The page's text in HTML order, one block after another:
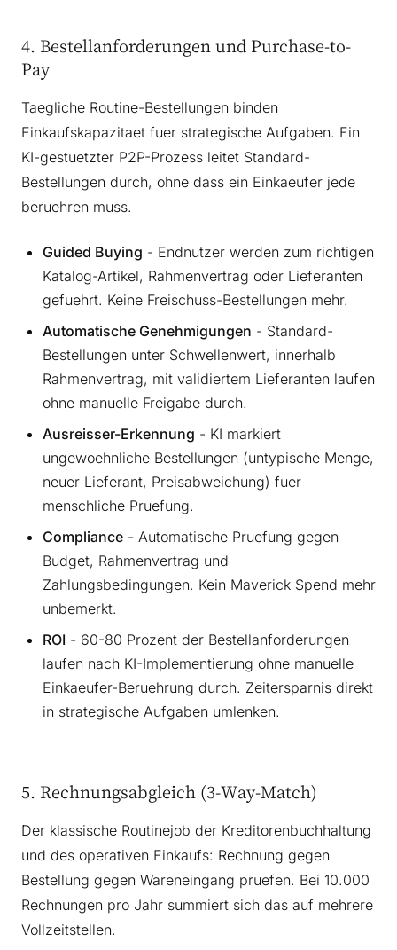
4. Bestellanforderungen und Purchase-to-
Pay
Taegliche Routine-Bestellungen binden
Einkaufskapazitaet fuer strategische Aufgaben. Ein
KI-gestuetzter P2P-Prozess leitet Standard-
Bestellungen durch, ohne dass ein Einkaeufer jede
beruehren muss.
Guided Buying - Endnutzer werden zum richtigen
Katalog-Artikel, Rahmenvertrag oder Lieferanten
gefuehrt. Keine Freischuss-Bestellungen mehr.
Automatische Genehmigungen - Standard-
Bestellungen unter Schwellenwert, innerhalb
Rahmenvertrag, mit validiertem Lieferanten laufen
ohne manuelle Freigabe durch.
Ausreisser-Erkennung - KI markiert
ungewoehnliche Bestellungen (untypische Menge,
neuer Lieferant, Preisabweichung) fuer
menschliche Pruefung.
Compliance - Automatische Pruefung gegen
Budget, Rahmenvertrag und
Zahlungsbedingungen. Kein Maverick Spend mehr
unbemerkt.
ROI - 60-80 Prozent der Bestellanforderungen
laufen nach KI-Implementierung ohne manuelle
Einkaeufer-Beruehrung durch. Zeitersparnis direkt
in strategische Aufgaben umlenken.
5. Rechnungsabgleich (3-Way-Match)
Der klassische Routinejob der Kreditorenbuchhaltung
und des operativen Einkaufs: Rechnung gegen
Bestellung gegen Wareneingang pruefen. Bei 10.000
Rechnungen pro Jahr summiert sich das auf mehrere
Vollzeitstellen.